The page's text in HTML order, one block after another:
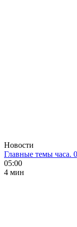
Новости
Главные темы часа.
05:00
4 мин